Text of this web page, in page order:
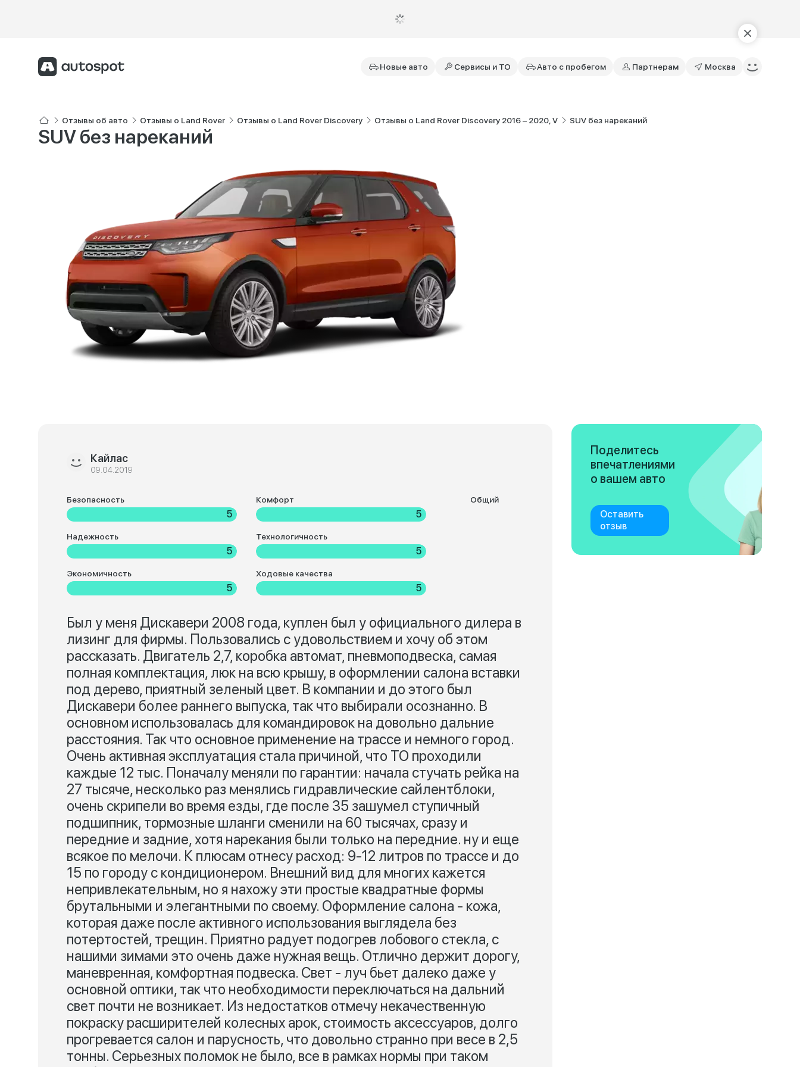
Новые авто Сервисы и ТО Авто с пробегом Партнерам Москва
Отзывы об авто Отзывы о Land Rover Отзывы о Land Rover Discovery Отзывы о Land Rover Discovery 2016 – 2020, V SUV без нареканий
SUV без нареканий
Кайлас
09.04.2019
Безопасность
5
Комфорт
5
Надежность
5
Технологичность
5
Экономичность
5
Ходовые качества
5
Общий
Был у меня Дискавери 2008 года, куплен был у официального дилера в
лизинг для фирмы. Пользовались с удовольствием и хочу об этом
рассказать. Двигатель 2,7, коробка автомат, пневмоподвеска, самая
полная комплектация, люк на всю крышу, в оформлении салона вставки
под дерево, приятный зеленый цвет. В компании и до этого был
Дискавери более раннего выпуска, так что выбирали осознанно. В
основном использовалась для командировок на довольно дальние
расстояния. Так что основное применение на трассе и немного город.
Очень активная эксплуатация стала причиной, что ТО проходили
каждые 12 тыс. Поначалу меняли по гарантии: начала стучать рейка на
27 тысяче, несколько раз менялись гидравлические сайлентблоки,
очень скрипели во время езды, где после 35 зашумел ступичный
подшипник, тормозные шланги сменили на 60 тысячах, сразу и
передние и задние, хотя нарекания были только на передние. ну и еще
всякое по мелочи. К плюсам отнесу расход: 9-12 литров по трассе и до
15 по городу с кондиционером. Внешний вид для многих кажется
непривлекательным, но я нахожу эти простые квадратные формы
брутальными и элегантными по своему. Оформление салона - кожа,
которая даже после активного использования выглядела без
потертостей, трещин. Приятно радует подогрев лобового стекла, с
нашими зимами это очень даже нужная вещь. Отлично держит дорогу,
маневренная, комфортная подвеска. Свет - луч бьет далеко даже у
основной оптики, так что необходимости переключаться на дальний
свет почти не возникает. Из недостатков отмечу некачественную
покраску расширителей колесных арок, стоимость аксессуаров, долго
прогревается салон и парусность, что довольно странно при весе в 2,5
тонны. Серьезных поломок не было, все в рамках нормы при таком
Поделитесь
впечатлениями
о вашем авто
Оставить
отзыв